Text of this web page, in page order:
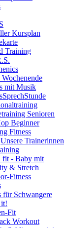
Kursplan
Training
mit Musik
Senioren
Beginner
Fitness
Unsere Trainerinnen
fit - Baby mit
& Stretch
Fitness
für Schwangere
it!
Fit
Workout